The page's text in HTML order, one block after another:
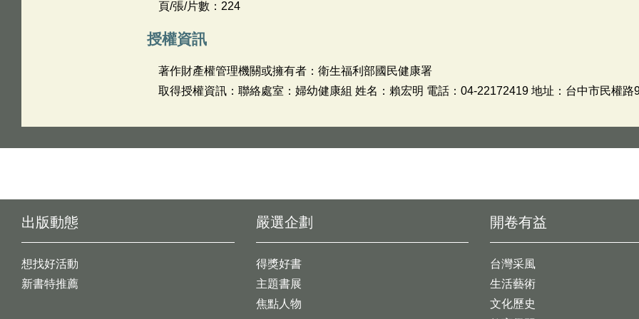
頁/張/片數：224
授權資訊
著作財產權管理機關或擁有者：衛生福利部國民健康署
取得授權資訊：聯絡處室：婦幼健康組 姓名：賴宏明 電話：04-22172419 地址：台中市民權路
出版動態
想找好活動
新書特推薦
開卷有益
台灣采風
生活藝術
文化歷史
嚴選企劃
得獎好書
主題書展
焦點人物